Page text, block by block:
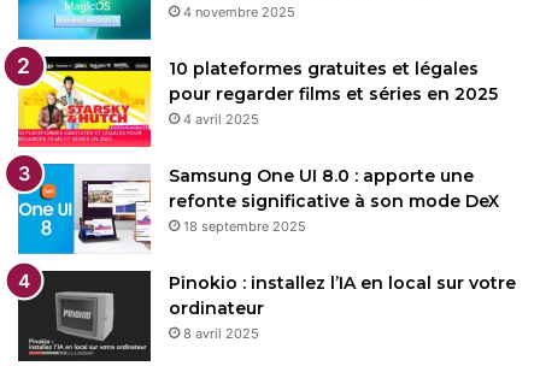
4 novembre 2025
10 plateformes gratuites et légales
pour regarder films et séries en 2025
4 avril 2025
Samsung One UI 8.0 : apporte une
refonte significative à son mode DeX
18 septembre 2025
Pinokio : installez l’IA en local sur votre
ordinateur
8 avril 2025